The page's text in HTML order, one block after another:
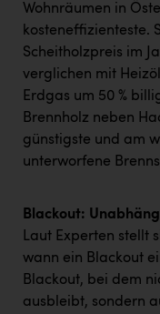
Wohnräumen in
kosteneffizienteste.
Scheitholzpreis im
verglichen mit
Erdgas um 50 %
Brennholz neben
günstigste und am
unterworfene
Blackout:
Laut Experten stellt
wann ein Blackout
Blackout, bei dem
ausbleibt, sondern